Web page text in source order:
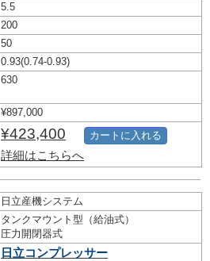
5.5
200
50
0.93(0.74-0.93)
630
¥897,000
¥423,400
詳細はこちらへ
カートに入れる
日立産機システム
タンクマウント型（給油式）
圧力開閉器式
日立コンプレッサー